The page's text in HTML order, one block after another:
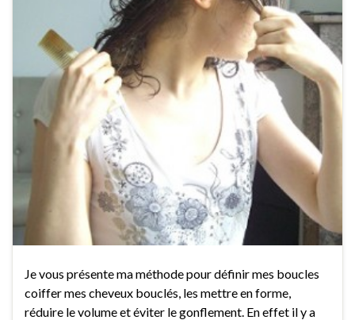
Je vous présente ma méthode pour définir mes boucles
coiffer mes cheveux bouclés, les mettre en forme,
réduire le volume et éviter le gonflement. En effet il y a